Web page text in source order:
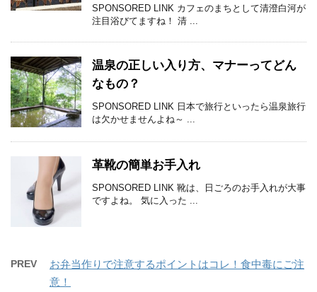
SPONSORED LINK カフェのまちとして清澄白河が
注目浴びてますね！ 清 ...
温泉の正しい入り方、マナーってどん
なもの？
SPONSORED LINK 日本で旅行といったら温泉旅行
は欠かせませんよね～ ...
革靴の簡単お手入れ
SPONSORED LINK 靴は、日ごろのお手入れが大事
ですよね。 気に入った ...
PREV
お弁当作りで注意するポイントはコレ！食中毒にご注
意！